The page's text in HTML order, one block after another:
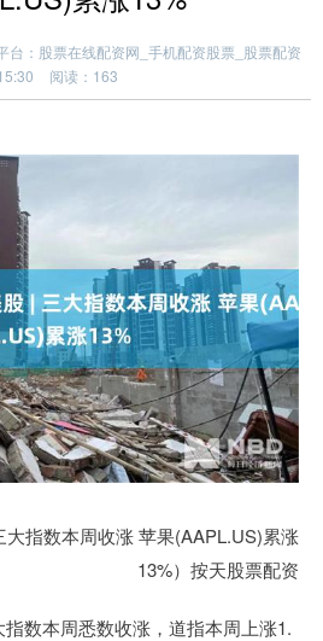
台：股票在线配资网_手机配资股票_股票配资
阅读：163
大指数本周收涨 苹果(AAPL.US)累涨
13%）按天股票配资
数本周悉数收涨，道指本周上涨1.